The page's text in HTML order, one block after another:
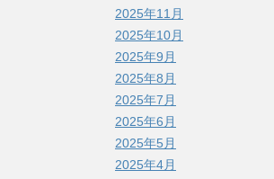
2025年11月
2025年10月
2025年9月
2025年8月
2025年7月
2025年6月
2025年5月
2025年4月